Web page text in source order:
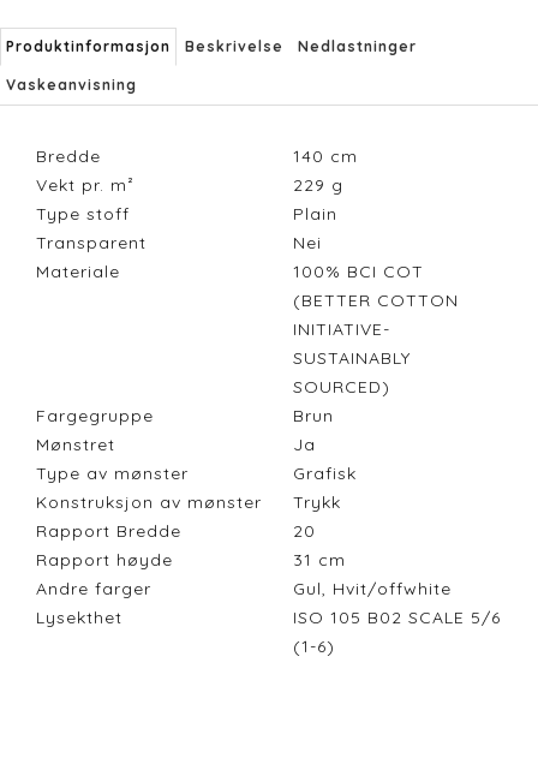
Produktinformasjon Beskrivelse Nedlastninger
Vaskeanvisning
Bredde 140 cm
Vekt pr. m²
229 g
Type stoff
Plain
Transparent
Nei
Materiale
100% BCI COT
(BETTER COTTON
INITIATIVE-
SUSTAINABLY
SOURCED)
Fargegruppe
Brun
Mønstret
Ja
Type av mønster
Grafisk
Konstruksjon av mønster
Trykk
Rapport Bredde
20
Rapport høyde
31 cm
Andre farger
Gul, Hvit/offwhite
Lysekthet
ISO 105 B02 SCALE 5/6
(1-6)